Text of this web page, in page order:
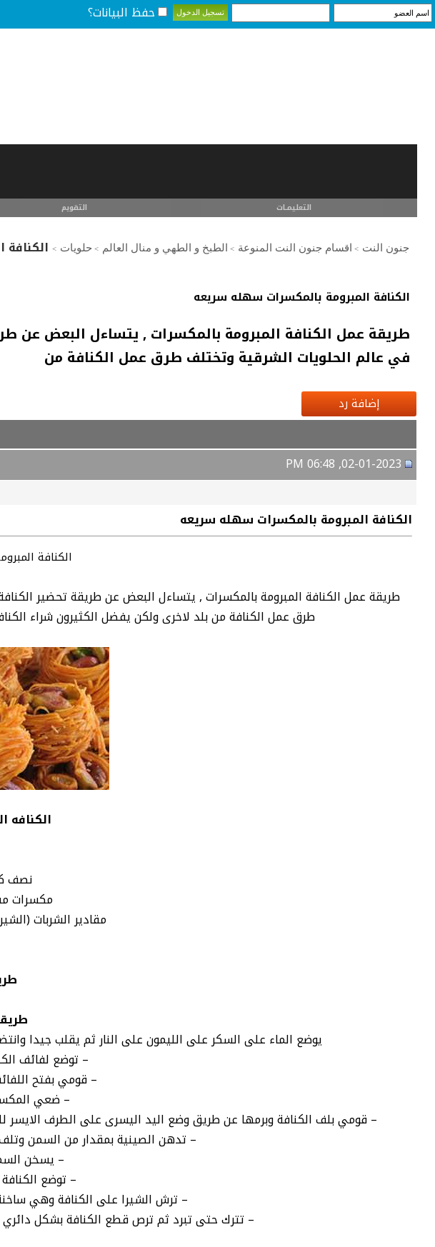
حفظ البيانات؟
التعليمـــات التقويم
جنون النت > اقسام جنون النت المنوعة > الطبخ و الطهي و منال العالم > حلويات >
الكنافة المبرومة بالمكسرات سهله سريعه
طريقة عمل الكنافة المبرومة بالمكسرات , يتساءل البعض عن
في عالم الحلويات الشرقية وتختلف طرق عمل الكنافة من
إضافة رد
الكنافة المبرومة بالمكسرات سهله سريعه
الكنافة
طريقة عمل الكنافة المبرومة بالمكسرات , يتساءل البعض عن طريقة تحضير
طرق عمل الكنافة من بلد لاخرى ولكن يفضل الكثيرون شراء
الكنافه
نصف
مكسرات
مقادير الشربات (الشيرا)2 كوب ماء/2 ليمونة/
يوضع الماء على السكر على الليمون على النار ثم يقلب جيدا
– توضع لفائف
– قومي بفتح
– ضعي
– قومي بلف الكنافة وبرمها عن طريق وضع اليد اليسرى على الطرف الايسر
– تدهن الصينية بمقدار من السمن
– يسخن
– توضع
– ترش الشيرا على الكنافة وهي
– تترك حتى تبرد ثم ترص قطع الكنافة بشكل